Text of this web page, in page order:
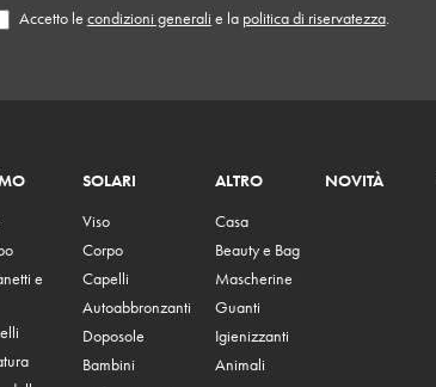
Accetto le condizioni generali e la politica di riservatezza.
e
SOLARI
Viso
Corpo
Capelli
Autoabbronzanti
Doposole
Bambini
ALTRO
Casa
Beauty e Bag
Mascherine
Guanti
Igienizzanti
Animali
NOVITÀ